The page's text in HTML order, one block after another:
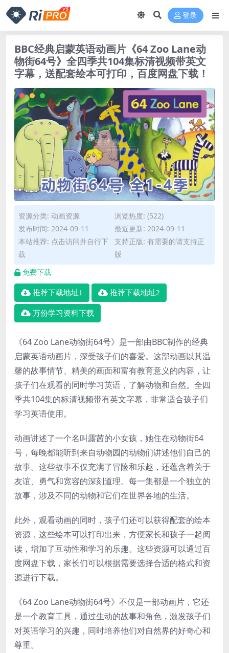
登录
BBC经典启蒙英语动画片《64 Zoo Lane动
物街64号》全四季共104集标清视频带英文
字幕，送配套绘本可打印，百度网盘下载！
资源分类: 动画资源
浏览热度: (522)
发布时间: 2024-09-11
最近更新: 2024-09-11
本站推荐: 点击访问并自行下
载
支持正版: 有需要的请支持正
版
免费下载
推荐下载地址1 推荐下载地址2
万份学习资料下载
《64 Zoo Lane动物街64号》是一部由BBC制作的经典
启蒙英语动画片，深受孩子们的喜爱。这部动画以其温
馨的故事情节、精美的画面和富有教育意义的内容，让
孩子们在观看的同时学习英语，了解动物和自然。全四
季共104集的标清视频带有英文字幕，非常适合孩子们
学习英语使用。
动画讲述了一个名叫露茜的小女孩，她住在动物街64
号，每晚都能听到来自动物园的动物们讲述他们自己的
故事。这些故事不仅充满了冒险和乐趣，还蕴含着关于
友谊、勇气和宽容的深刻道理。每一集都是一个独立的
故事，涉及不同的动物和它们在世界各地的生活。
此外，观看动画的同时，孩子们还可以获得配套的绘本
资源，这些绘本可以打印出来，方便家长和孩子一起阅
读，增加了互动性和学习的乐趣。这些资源可以通过百
度网盘下载，家长们可以根据需要选择合适的格式和资
源进行下载。
《64 Zoo Lane动物街64号》不仅是一部动画片，它还
是一个教育工具，通过生动的故事和角色，激发孩子们
对英语学习的兴趣，同时培养他们对自然界的好奇心和
尊重。